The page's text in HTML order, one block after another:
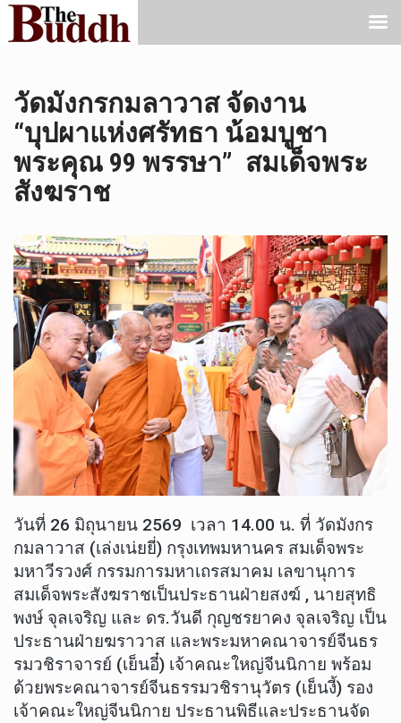
วัดมังกรกมลาวาส จัดงาน
“บุปผาแห่งศรัทธา น้อมบูชา
พระคุณ 99 พรรษา” สมเด็จพระ
สังฆราช
วันที่ 26 มิถุนายน 2569 เวลา 14.00 น. ที่ วัดมังกร
กมลาวาส (เล่งเน่ยยี่) กรุงเทพมหานคร สมเด็จพระ
มหาวีรวงศ์ กรรมการมหาเถรสมาคม เลขานุการ
สมเด็จพระสังฆราชเป็นประธานฝ่ายสงฆ์ , นายสุทธิ
พงษ์ จุลเจริญ และ ดร.วันดี กุญชรยาคง จุลเจริญ เป็น
ประธานฝ่ายฆราวาส และพระมหาคณาจารย์จีนธร
รมวชิราจารย์ (เย็นอี๋) เจ้าคณะใหญ่จีนนิกาย พร้อม
ด้วยพระคณาจารย์จีนธรรมวชิรานุวัตร (เย็นงี้) รอง
เจ้าคณะใหญ่จีนนิกาย ประธานพิธีและประธานจัด